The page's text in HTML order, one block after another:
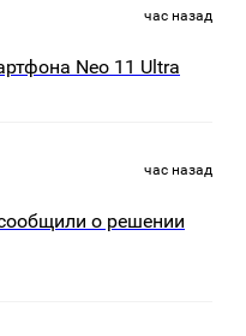
час назад
Neo 11 Ultra
час назад
о решении